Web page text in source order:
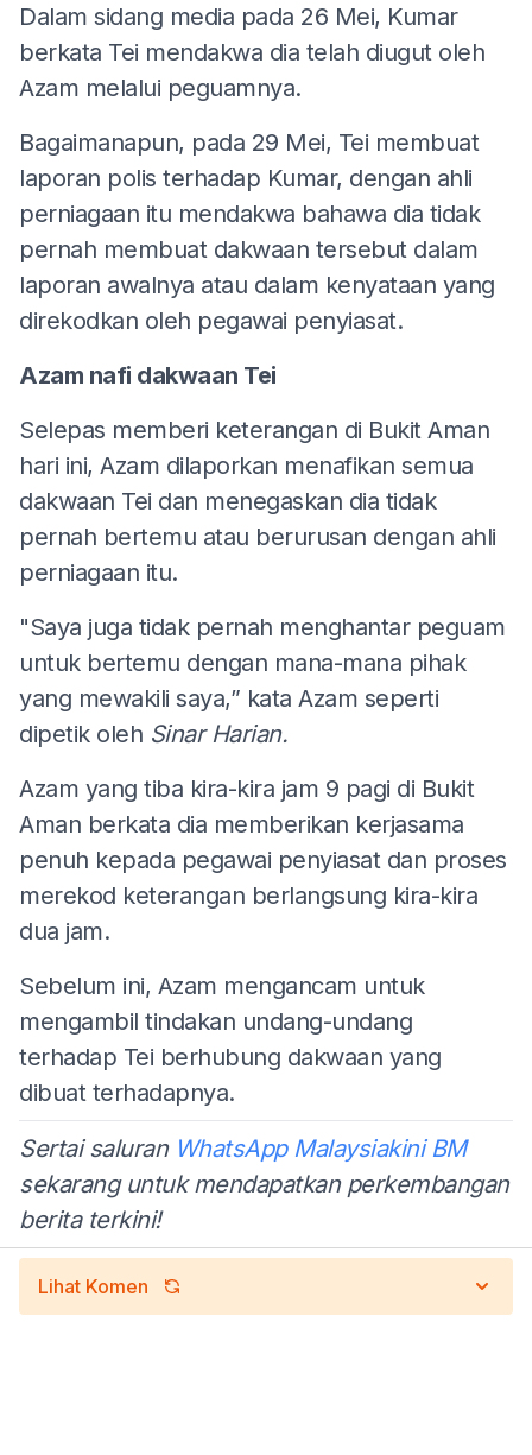
Dalam sidang media pada 26 Mei, Kumar
berkata Tei mendakwa dia telah diugut oleh
Azam melalui peguamnya.
Bagaimanapun, pada 29 Mei, Tei membuat
laporan polis terhadap Kumar, dengan ahli
perniagaan itu mendakwa bahawa dia tidak
pernah membuat dakwaan tersebut dalam
laporan awalnya atau dalam kenyataan yang
direkodkan oleh pegawai penyiasat.
Azam nafi dakwaan Tei
Selepas memberi keterangan di Bukit Aman
hari ini, Azam dilaporkan menafikan semua
dakwaan Tei dan menegaskan dia tidak
pernah bertemu atau berurusan dengan ahli
perniagaan itu.
"Saya juga tidak pernah menghantar peguam
untuk bertemu dengan mana-mana pihak
yang mewakili saya,” kata Azam seperti
dipetik oleh Sinar Harian.
Azam yang tiba kira-kira jam 9 pagi di Bukit
Aman berkata dia memberikan kerjasama
penuh kepada pegawai penyiasat dan proses
merekod keterangan berlangsung kira-kira
dua jam.
Sebelum ini, Azam mengancam untuk
mengambil tindakan undang-undang
terhadap Tei berhubung dakwaan yang
dibuat terhadapnya.
Sertai saluran WhatsApp Malaysiakini BM
sekarang untuk mendapatkan perkembangan
berita terkini!
Lihat Komen